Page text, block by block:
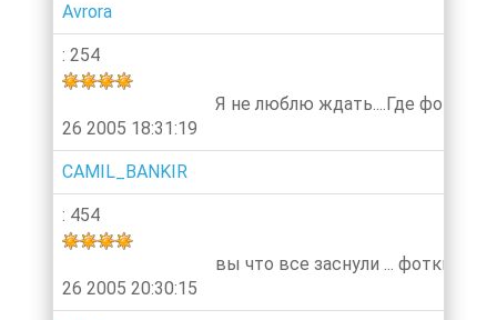
Avrora
: 254
26 2005 18:31:19
Я не люблю ждать....Где фотки?
CAMIL_BANKIR
: 454
26 2005 20:30:15
вы что все заснули ... фотки со